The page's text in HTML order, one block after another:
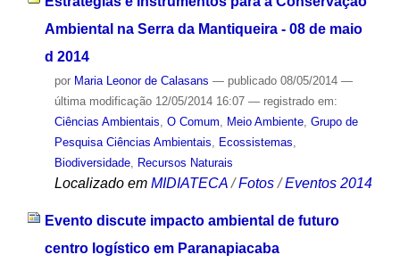
Ambiental na Serra da Mantiqueira - 08 de maio
d 2014
por Maria Leonor de Calasans — publicado08/05/2014 —
última modificação12/05/2014 16:07 — registrado em:
Ciências Ambientais O Comum Meio Ambiente, Grupo de
Pesquisa Ciências Ambientais
Ecossistemas
Biodiversidade, Recursos Naturais
Localizado em MIDIATECA /Fotos /Eventos 2014
Evento discute impacto ambiental de futuro
centro logístico em Paranapiacaba